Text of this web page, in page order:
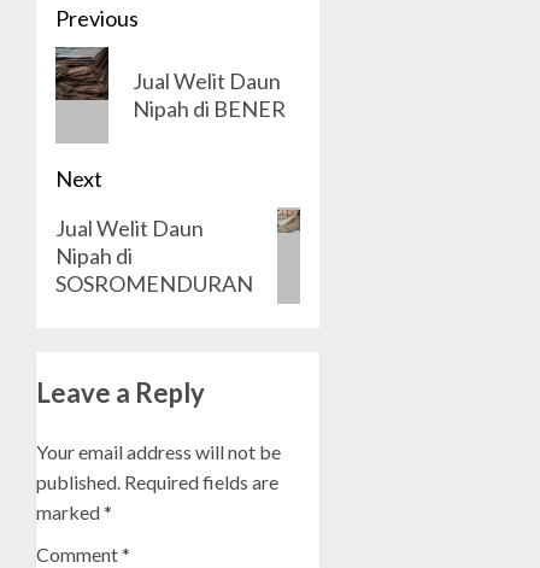
Post
navigation
Previous
Previous
post:
Jual Welit Daun
Nipah di BENER
Next
Next
post:
Jual Welit Daun
Nipah di
SOSROMENDURAN
Leave a Reply
Your email address will not be
published. Required fields are
marked*
Comment*